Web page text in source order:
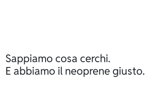
Sappiamo cosa cerchi.
E abbiamo il neoprene giusto.